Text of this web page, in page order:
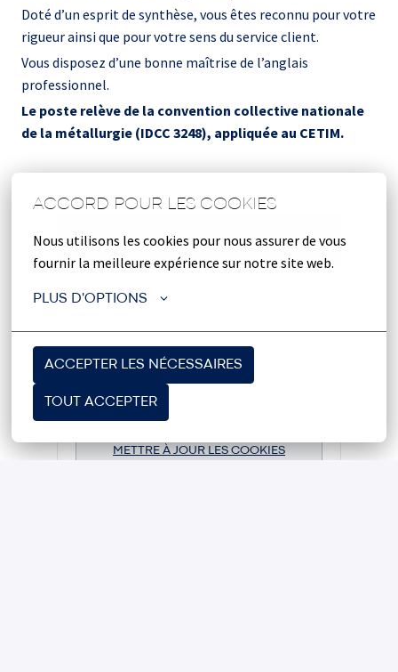
ACCORD POUR LES COOKIES
Nous utilisons les cookies pour nous assurer de vous
fournir la meilleure expérience sur notre site web.
PLUS D'OPTIONS
ACCEPTER LES NÉCESSAIRES
TOUT ACCEPTER
Doté d’un esprit de synthèse, vous êtes reconnu pour votre
rigueur ainsi que pour votre sens du service client.
Vous disposez d’une bonne maîtrise de l’anglais
professionnel.
Le poste relève de la convention collective nationale
de la métallurgie (IDCC 3248), appliquée au CETIM.
POSTULER
APPLY WITH LINKEDIN INDISPONIBLE
METTRE À JOUR LES COOKIES
METTRE À JOUR LES COOKIES